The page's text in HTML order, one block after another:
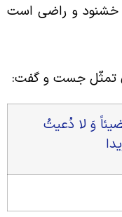
خشنود و راضى است
تمثّل جست و گفت:
وَ لا دُعيتُ